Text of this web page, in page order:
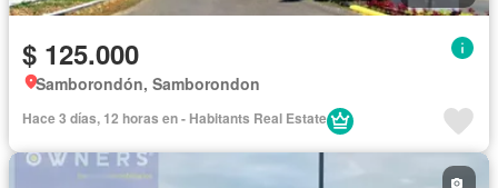
$ 125.000
Samborondón, Samborondon
Hace 3 días, 12 horas en - Habitants Real Estate